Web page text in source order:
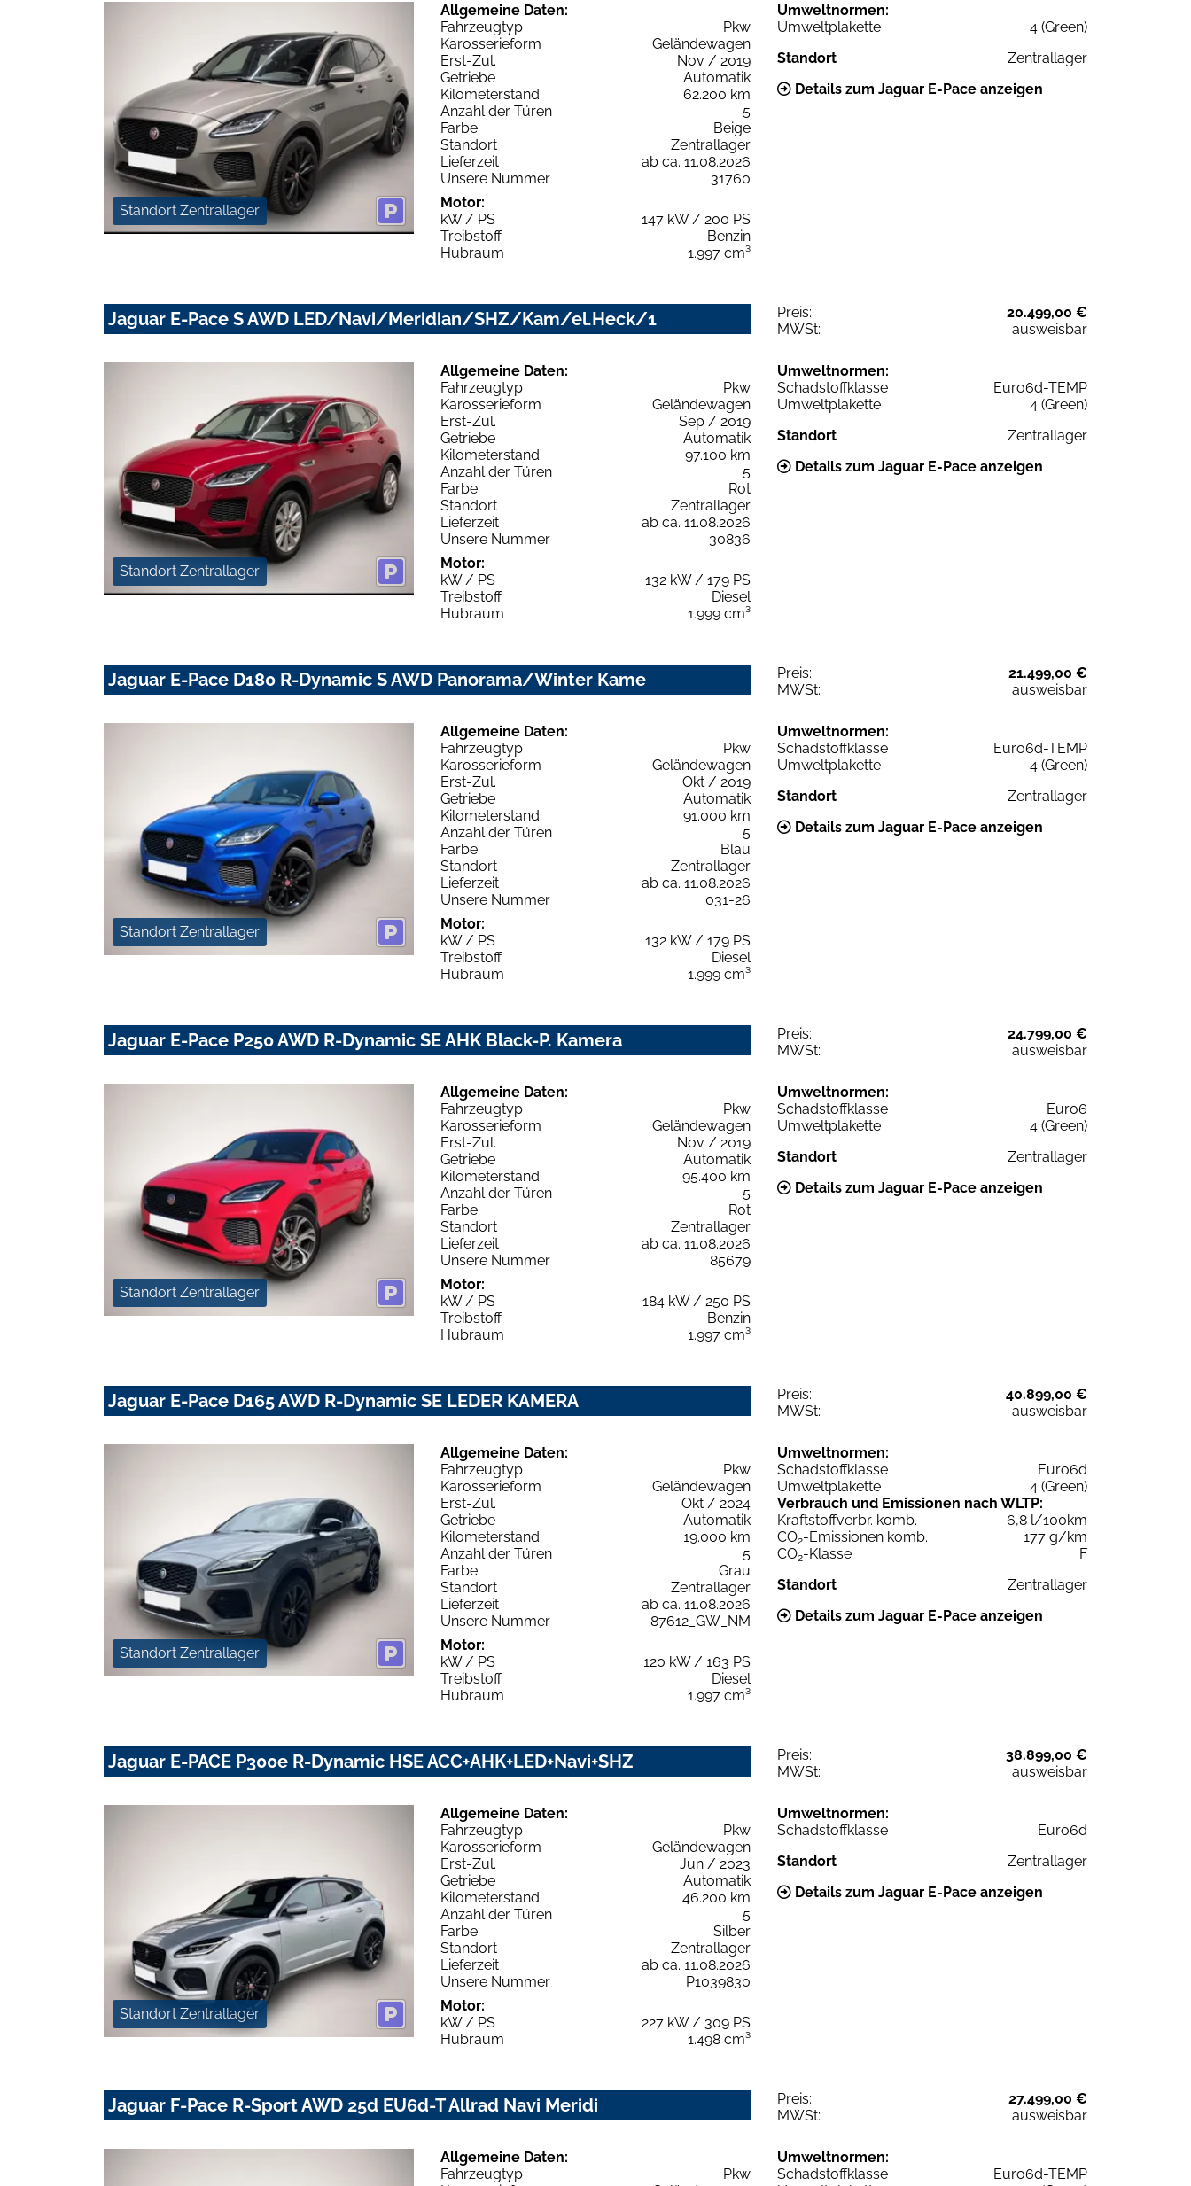
Standort Zentrallager
Allgemeine Daten:
Fahrzeugtyp
Pkw
Karosserieform
Geländewagen
Erst-Zul.
Nov / 2019
Getriebe
Automatik
Kilometerstand
62.200 km
Anzahl der Türen
5
Farbe
Beige
Standort
Zentrallager
Lieferzeit
ab ca. 11.08.2026
Unsere Nummer
31760
Motor:
kW / PS
147 kW / 200 PS
Treibstoff
Benzin
Hubraum
1.997 cm³
Umweltnormen:
Umweltplakette
4 (Green)
Standort
Zentrallager
Details zum Jaguar E-Pace anzeigen
Jaguar E-Pace S AWD LED/Navi/Meridian/SHZ/Kam/el.Heck/1 Preis:
20.499,00 €
MWSt:
ausweisbar
Standort Zentrallager
Allgemeine Daten:
Fahrzeugtyp
Pkw
Karosserieform
Geländewagen
Erst-Zul.
Sep / 2019
Getriebe
Automatik
Kilometerstand
97.100 km
Anzahl der Türen
5
Farbe
Rot
Standort
Zentrallager
Lieferzeit
ab ca. 11.08.2026
Unsere Nummer
30836
Motor:
kW / PS
132 kW / 179 PS
Treibstoff
Diesel
Hubraum
1.999 cm³
Umweltnormen:
Schadstoffklasse
Euro6d-TEMP
Umweltplakette
4 (Green)
Standort
Zentrallager
Details zum Jaguar E-Pace anzeigen
Jaguar E-Pace D180 R-Dynamic S AWD Panorama/Winter Kame Preis:
21.499,00 €
MWSt:
ausweisbar
Standort Zentrallager
Allgemeine Daten:
Fahrzeugtyp
Pkw
Karosserieform
Geländewagen
Erst-Zul.
Okt / 2019
Getriebe
Automatik
Kilometerstand
91.000 km
Anzahl der Türen
5
Farbe
Blau
Standort
Zentrallager
Lieferzeit
ab ca. 11.08.2026
Unsere Nummer
031-26
Motor:
kW / PS
132 kW / 179 PS
Treibstoff
Diesel
Hubraum
1.999 cm³
Umweltnormen:
Schadstoffklasse
Euro6d-TEMP
Umweltplakette
4 (Green)
Standort
Zentrallager
Details zum Jaguar E-Pace anzeigen
Jaguar E-Pace P250 AWD R-Dynamic SE AHK Black-P. Kamera Preis:
24.799,00 €
MWSt:
ausweisbar
Standort Zentrallager
Allgemeine Daten:
Fahrzeugtyp
Pkw
Karosserieform
Geländewagen
Erst-Zul.
Nov / 2019
Getriebe
Automatik
Kilometerstand
95.400 km
Anzahl der Türen
5
Farbe
Rot
Standort
Zentrallager
Lieferzeit
ab ca. 11.08.2026
Unsere Nummer
85679
Motor:
kW / PS
184 kW / 250 PS
Treibstoff
Benzin
Hubraum
1.997 cm³
Umweltnormen:
Schadstoffklasse
Euro6
Umweltplakette
4 (Green)
Standort
Zentrallager
Details zum Jaguar E-Pace anzeigen
Jaguar E-Pace D165 AWD R-Dynamic SE LEDER KAMERA Preis:
40.899,00 €
MWSt:
ausweisbar
Standort Zentrallager
Allgemeine Daten:
Fahrzeugtyp
Pkw
Karosserieform
Geländewagen
Erst-Zul.
Okt / 2024
Getriebe
Automatik
Kilometerstand
19.000 km
Anzahl der Türen
5
Farbe
Grau
Standort
Zentrallager
Lieferzeit
ab ca. 11.08.2026
Unsere Nummer
87612_GW_NM
Motor:
kW / PS
120 kW / 163 PS
Treibstoff
Diesel
Hubraum
1.997 cm³
Umweltnormen:
Schadstoffklasse
Euro6d
Umweltplakette
4 (Green)
Verbrauch und Emissionen nach WLTP:
Kraftstoffverbr. komb.
6,8 l/100km
CO2-Emissionen komb.
177 g/km
CO2-Klasse
F
Standort
Zentrallager
Details zum Jaguar E-Pace anzeigen
Jaguar E-PACE P300e R-Dynamic HSE ACC+AHK+LED+Navi+SHZ Preis:
38.899,00 €
MWSt:
ausweisbar
Standort Zentrallager
Allgemeine Daten:
Fahrzeugtyp
Pkw
Karosserieform
Geländewagen
Erst-Zul.
Jun / 2023
Getriebe
Automatik
Kilometerstand
46.200 km
Anzahl der Türen
5
Farbe
Silber
Standort
Zentrallager
Lieferzeit
ab ca. 11.08.2026
Unsere Nummer
P1039830
Motor:
kW / PS
227 kW / 309 PS
Hubraum
1.498 cm³
Umweltnormen:
Schadstoffklasse
Euro6d
Standort
Zentrallager
Details zum Jaguar E-Pace anzeigen
Jaguar F-Pace R-Sport AWD 25d EU6d-T Allrad Navi Meridi Preis:
27.499,00 €
MWSt:
ausweisbar
Allgemeine Daten:
Fahrzeugtyp
Pkw
Umweltnormen:
Schadstoffklasse
Euro6d-TEMP